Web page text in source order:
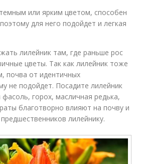
или ярким цветом, способен
для него подойдет и легкая
лилейник там, где раньше рос
цветы. Так как лилейник тоже
почва от идентичных
не подойдет. Посадите лилейник
горох, масличная редька,
благотворно влияют на почву и
лилейнику.